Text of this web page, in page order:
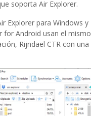
soporta Air Explorer.
Explorer para Windows
for Android usan el
Rijndael CTR con